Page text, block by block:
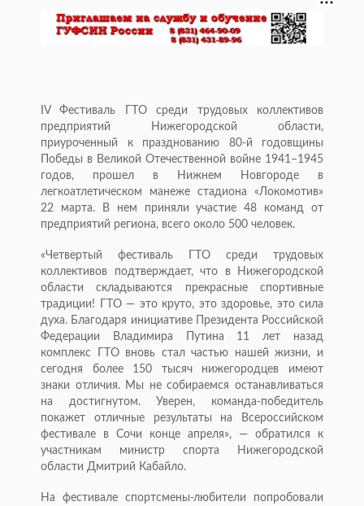
IV Фестиваль ГТО среди трудовых коллективов
предприятий Нижегородской области,
приуроченный к празднованию 80-й годовщины
Победы в Великой Отечественной войне 1941–1945
годов, прошел в Нижнем Новгороде в
легкоатлетическом манеже стадиона «Локомотив»
22 марта. В нем приняли участие 48 команд от
предприятий региона, всего около 500 человек.
«Четвертый фестиваль ГТО среди трудовых
коллективов подтверждает, что в Нижегородской
области складываются прекрасные спортивные
традиции! ГТО — это круто, это здоровье, это сила
духа. Благодаря инициативе Президента Российской
Федерации Владимира Путина 11 лет назад
комплекс ГТО вновь стал частью нашей жизни, и
сегодня более 150 тысяч нижегородцев имеют
знаки отличия. Мы не собираемся останавливаться
на достигнутом. Уверен, команда-победитель
покажет отличные результаты на Всероссийском
фестивале в Сочи конце апреля», — обратился к
участникам министр спорта Нижегородской
области Дмитрий Кабайло.
На фестивале спортсмены-любители попробовали